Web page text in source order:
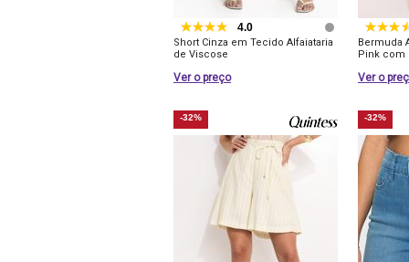
4.0
Short Cinza em Tecido Alfaiataria
de Viscose
Ver o preço
Bermuda
Pink com
Ver o
-32% -32%